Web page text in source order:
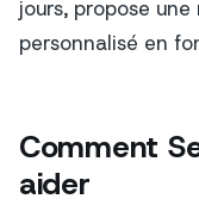
jours, propose
personnalisé en
Comment
aider